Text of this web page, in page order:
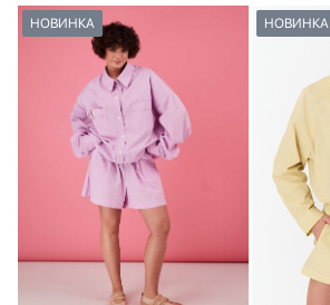
НОВИНКА НОВИНКА